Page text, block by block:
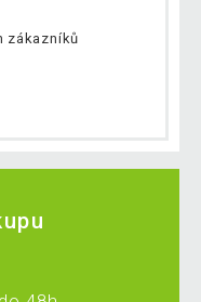
zákazníků